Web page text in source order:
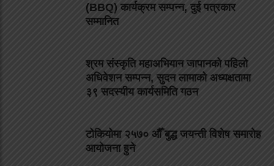
(BBQ) कार्यक्रम सम्पन्न, दुई पत्रकार
सम्मानित
श्रम संस्कृति महाअभियान जापानको पहिलो
अधिवेशन सम्पन्न, सुदन लामाको अध्यक्षतामा
३९ सदस्यीय कार्यसमिति गठन
टोकियोमा २५७० औँ बुद्ध जयन्ती विशेष समारोह
आयोजना हुने